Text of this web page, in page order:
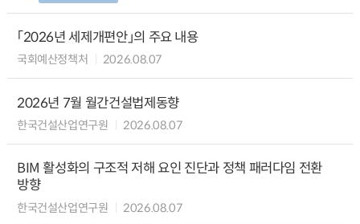
「2026년 세제개편안」의 주요 내용
국회예산정책처 2026.08.07
2026년 7월 월간건설법제동향
한국건설산업연구원 2026.08.07
BIM 활성화의 구조적 저해 요인 진단과 정책 패러다임 전환
방향
한국건설산업연구원 2026.08.07